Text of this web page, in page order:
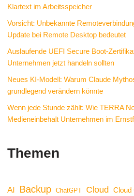
Klartext im Arbeitsspeicher
Vorsicht: Unbekannte
Update bei Remote Desktop bedeutet
Auslaufende UEFI Secure Boot-
Unternehmen jetzt handeln sollten
Neues KI-Modell: Warum Claude
grundlegend verändern könnte
Wenn jede Stunde zählt: Wie TERRA
Medieneinbehalt Unternehmen im
Themen
AI Backup ChatGPT Cloud Cloud